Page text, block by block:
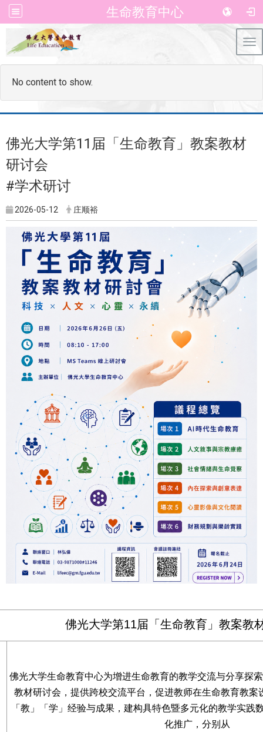
生命教育中心
No content to show.
佛光⼤学第11届「⽣命教育」教案教材
研讨会
#学术研讨
2026-05-12 庄顺裕
佛光大学第11届 「 生命教育」 教案教
佛光大学生命教育中心为增进生命教育的教学交流与分享探索
教材研讨会 ， 提供跨校交流平台 ， 促进教师在生命教育教案
「 教 」「 学 」 经验与成果， 建构具特色暨多元化的教学实践
化推广，分别 从